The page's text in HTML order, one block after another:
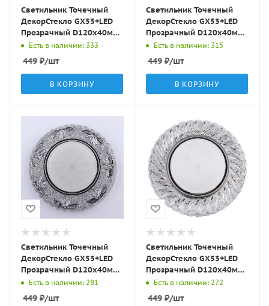
Светильник Точечный
ДекорСтекло GX53+LED
Прозрачный D120х40мм
IP20 KG5321 LBT
Есть в наличии: 333
449 ₽/шт
В КОРЗИНУ
Светильник Точечный
ДекорСтекло GX53+LED
Прозрачный D120х40мм
IP20 KG5320 LBT
Есть в наличии: 315
449 ₽/шт
В КОРЗИНУ
Светильник Точечный
ДекорСтекло GX53+LED
Прозрачный D120х40мм
IP20 KG5317 LBT
Есть в наличии: 281
449 ₽/шт
Светильник Точечный
ДекорСтекло GX53+LED
Прозрачный D120х40мм
IP20 KG5323 LBT
Есть в наличии: 272
449 ₽/шт